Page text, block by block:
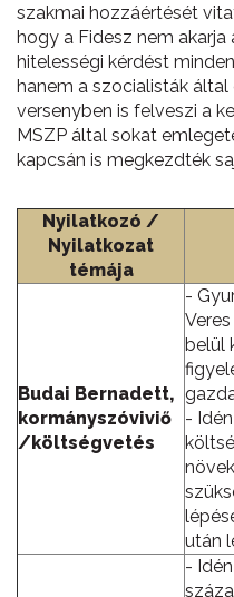
szakmai hozzáértését
hogy a Fidesz nem
hitelességi kérdést
hanem a szocialisták
versenyben is felveszi a
MSZP által sokat
kapcsán is megkezdték
Nyilatkozó /
Nyilatkozat
témája
Budai Bernadett,
kormányszóviviő
/költségvetés
-
belül
-
után
-